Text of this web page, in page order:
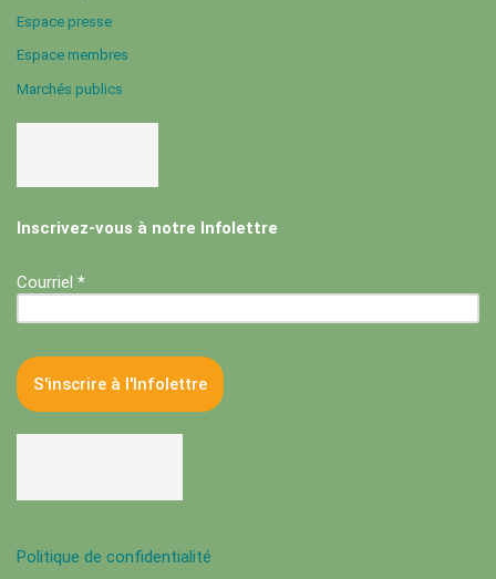
Espace presse
Espace membres
Marchés publics
Inscrivez-vous à notre Infolettre
Courriel *
Politique de confidentialité